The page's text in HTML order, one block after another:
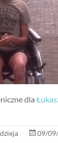
dla
09/